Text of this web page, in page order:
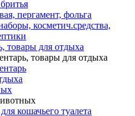
пергамент, фольга
косметич.средства,
товары для отдыха
товары для отдыха
кошачьего туалета